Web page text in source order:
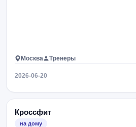
Москва Тренеры
2026-06-20
Кроссфит
на дому